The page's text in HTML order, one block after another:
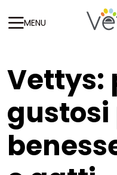
MENU
Vettys:
gustosi